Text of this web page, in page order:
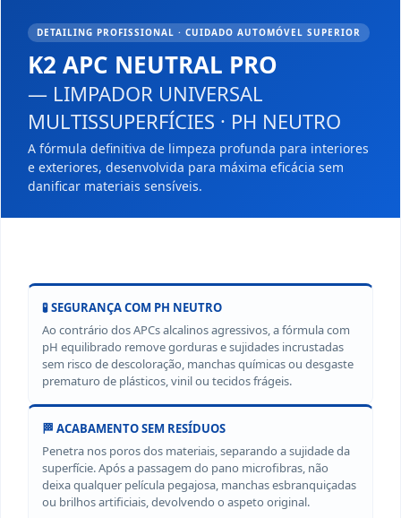
DETAILING PROFISSIONAL · CUIDADO AUTOMÓVEL SUPERIOR
K2 APC NEUTRAL PRO
— LIMPADOR UNIVERSAL
MULTISSUPERFÍCIES · PH NEUTRO
A fórmula definitiva de limpeza profunda para interiores
e exteriores, desenvolvida para máxima eficácia sem
danificar materiais sensíveis.
🧪 SEGURANÇA COM PH NEUTRO
Ao contrário dos APCs alcalinos agressivos, a fórmula com
pH equilibrado remove gorduras e sujidades incrustadas
sem risco de descoloração, manchas químicas ou desgaste
prematuro de plásticos, vinil ou tecidos frágeis.
🏁 ACABAMENTO SEM RESÍDUOS
Penetra nos poros dos materiais, separando a sujidade da
superfície. Após a passagem do pano microfibras, não
deixa qualquer película pegajosa, manchas esbranquiçadas
ou brilhos artificiais, devolvendo o aspeto original.